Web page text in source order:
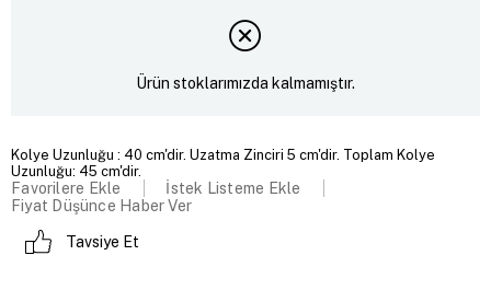
Ürün stoklarımızda kalmamıştır.
Kolye Uzunluğu : 40 cm'dir. Uzatma Zinciri 5 cm'dir. Toplam Kolye
Uzunluğu: 45 cm'dir.
Favorilere Ekle
İstek Listeme Ekle
Fiyat Düşünce Haber Ver
Tavsiye Et